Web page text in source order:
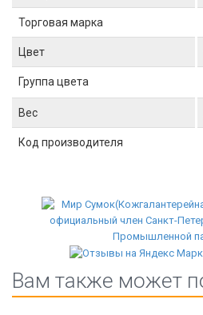
Торговая марка
Цвет
Группа цвета
Вес
Код производителя
Вам также может